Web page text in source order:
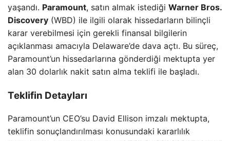
yaşandı. Paramount, satın almak istediği Warner Bros.
Discovery (WBD) ile ilgili olarak hissedarların bilinçli
karar verebilmesi için gerekli finansal bilgilerin
açıklanması amacıyla Delaware’de dava açtı. Bu süreç,
Paramount’un hissedarlarına gönderdiği mektupta yer
alan 30 dolarlık nakit satın alma teklifi ile başladı.
Teklifin Detayları
Paramount’un CEO’su David Ellison imzalı mektupta,
teklifin sonuçlandırılması konusundaki kararlılık